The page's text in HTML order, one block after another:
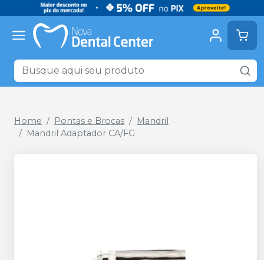
Home Pontas e Brocas
Mandril
Mandril Adaptador CA/FG